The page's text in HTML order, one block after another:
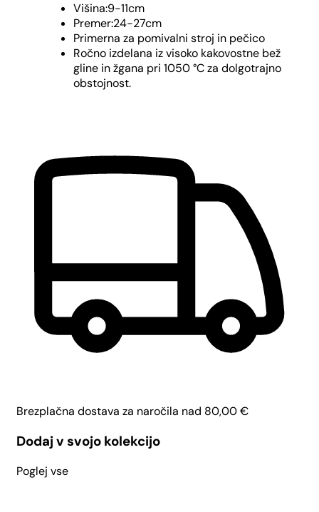
Višina:9-11cm
Premer:24-27cm
Primerna za pomivalni stroj in pečico
Ročno izdelana iz visoko kakovostne bež
gline in žgana pri 1050 °C za dolgotrajno
obstojnost.
Brezplačna dostava za naročila nad 80,00€
Dodaj v svojo kolekcijo
Poglej vse